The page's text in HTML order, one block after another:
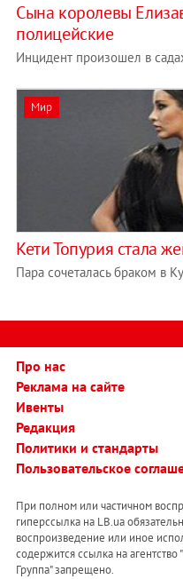
Сына королевы
полицейские
Инцидент произошел в
Мир
Кети Топурия стала
Пара сочеталась браком в
Про нас
Реклама на сайте
Ивенты
Редакция
Политики и стандарты
Пользовательское
При полном или частичном
гиперссылка на LB.ua
воспроизведение или иное
содержится ссылка на
Группа" запрещено.